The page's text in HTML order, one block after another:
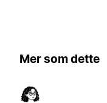
Mer som dette